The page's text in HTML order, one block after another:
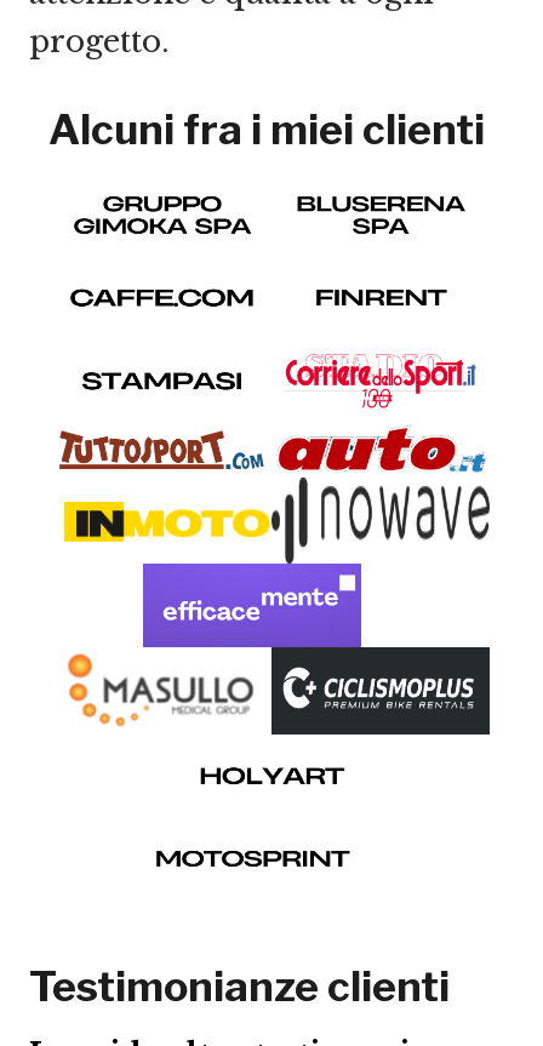
progetto.
Alcuni fra i miei clienti
Testimonianze clienti